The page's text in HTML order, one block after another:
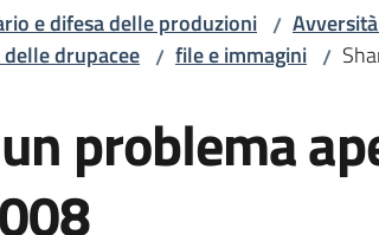
e difesa delle produzioni /
drupacee / file e immagini /
problema